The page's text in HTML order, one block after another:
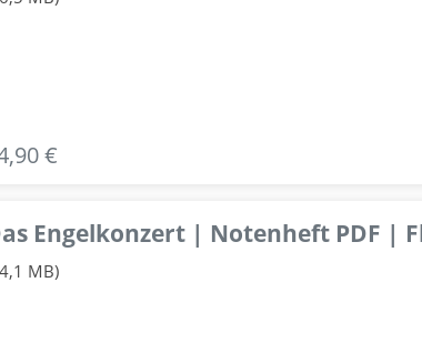
€
Engelkonzert | Notenheft PDF |
MB)